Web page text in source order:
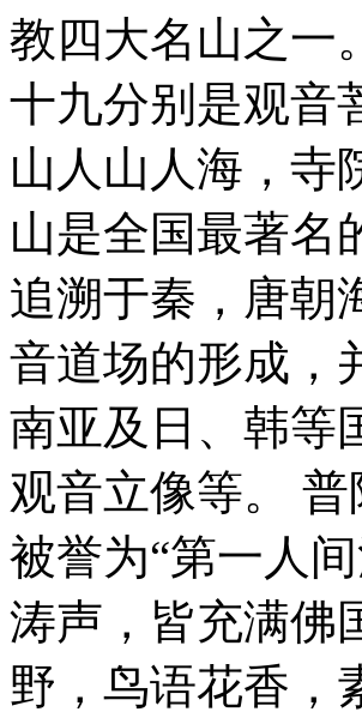
教四大名山之一
十九分别是观音
山人山人海，寺
山是全国最著名
追溯于秦，唐朝
音道场的形成，
南亚及日、韩等
观音立像等。
被誉为“第一人
涛声，皆充满佛
野，鸟语花香，